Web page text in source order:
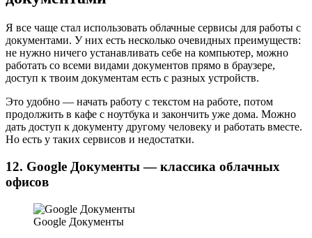
Я все чаще стал использовать облачные сервисы для работы с
документами. У них есть несколько очевидных преимуществ:
не нужно ничего устанавливать себе на компьютер, можно
работать со всеми видами документов прямо в браузере,
доступ к твоим документам есть с разных устройств.
Это удобно — начать работу с текстом на работе, потом
продолжить в кафе с ноутбука и закончить уже дома. Можно
дать доступ к документу другому человеку и работать вместе.
Но есть у таких сервисов и недостатки.
12. Google Документы — классика облачных
офисов
Google Документы